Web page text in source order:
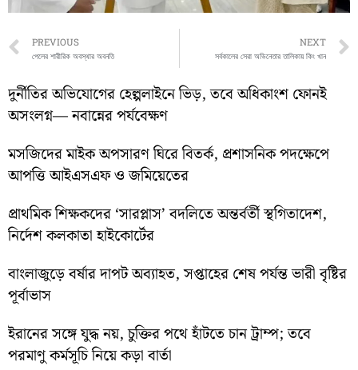
Prev
PREVIOUS
পেলের শারীরিক অবস্থার অবনতি
NEXT
সর্বকালের সেরা অভিনেতার তালিকায় কিং খান
দুর্নীতির অভিযোগের হেল্পলাইনে ভিড়, তবে অধিকাংশ ফোনই
অসংলগ্ন— নবান্নের পর্যবেক্ষণ
মসজিদের মাইক অপসারণ ঘিরে বিতর্ক, প্রশাসনিক পদক্ষেপে
আপত্তি আইএসএফ ও জমিয়েতের
প্রাথমিক শিক্ষকদের ‘সারপ্লাস’ বদলিতে অন্তর্বর্তী স্থগিতাদেশ,
নির্দেশ কলকাতা হাইকোর্টের
বাংলাজুড়ে বর্ষার দাপট অব্যাহত, সপ্তাহের শেষ পর্যন্ত ভারী বৃষ্টির
পূর্বাভাস
ইরানের সঙ্গে যুদ্ধ নয়, চুক্তির পথে হাঁটতে চান ট্রাম্প; তবে
পরমাণু কর্মসূচি নিয়ে কড়া বার্তা